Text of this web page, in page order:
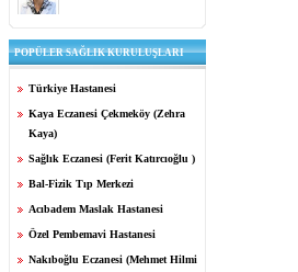
POPÜLER SAĞLIK KURULUŞLARI
Türkiye Hastanesi
Kaya Eczanesi Çekmeköy (Zehra
Kaya)
Sağlık Eczanesi (Ferit Katırcıoğlu )
Bal-Fizik Tıp Merkezi
Acıbadem Maslak Hastanesi
Özel Pembemavi Hastanesi
Nakıboğlu Eczanesi (Mehmet Hilmi